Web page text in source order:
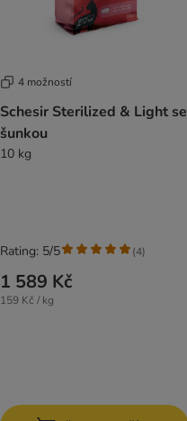
4 možností
Schesir Sterilized & Light se
šunkou
10 kg
1 589 Kč
159 Kč / kg
Rating: 5/5 (4)